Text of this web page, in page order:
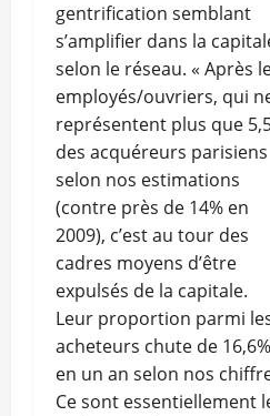
gentrification semblant
s’amplifier dans la
selon le réseau. « Après
employés/ouvriers, qui
représentent plus que
des acquéreurs parisiens
selon nos estimations
(contre près de 14% en
2009), c’est au tour des
cadres moyens d’être
expulsés de la capitale.
Leur proportion parmi
acheteurs chute de 16,6%
en un an selon nos
Ce sont essentiellement